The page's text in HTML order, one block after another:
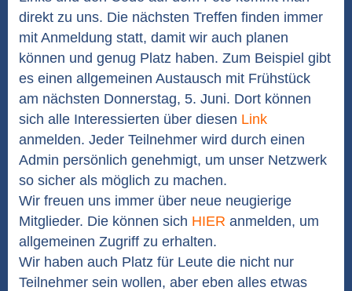
direkt zu uns. Die nächsten Treffen finden immer
mit Anmeldung statt, damit wir auch planen
können und genug Platz haben. Zum Beispiel gibt
es einen allgemeinen Austausch mit Frühstück
am nächsten Donnerstag, 5. Juni. Dort können
sich alle Interessierten über diesen Link
anmelden. Jeder Teilnehmer wird durch einen
Admin persönlich genehmigt, um unser Netzwerk
so sicher als möglich zu machen.
Wir freuen uns immer über neue neugierige
Mitglieder. Die können sich HIER anmelden, um
allgemeinen Zugriff zu erhalten.
Wir haben auch Platz für Leute die nicht nur
Teilnehmer sein wollen, aber eben alles etwas